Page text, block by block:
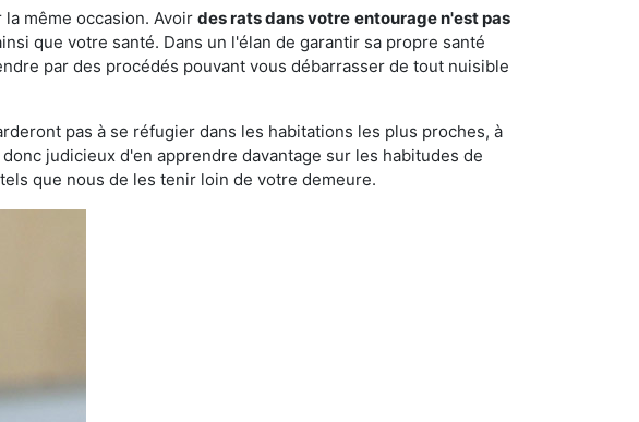
même occasion. Avoir des rats dans votre entourage n'est pas
que votre santé. Dans un l'élan de garantir sa propre santé
par des procédés pouvant vous débarrasser de tout nuisible
pas à se réfugier dans les habitations les plus proches, à
judicieux d'en apprendre davantage sur les habitudes de
que nous de les tenir loin de votre demeure.